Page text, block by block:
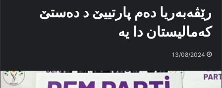
رێڤەبەریا دەم پارتییێ د دەستێ
کەمالیستان دا یە
13/08/2024